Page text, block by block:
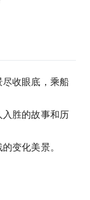
收眼底，乘船
胜的故事和历
变化美景。